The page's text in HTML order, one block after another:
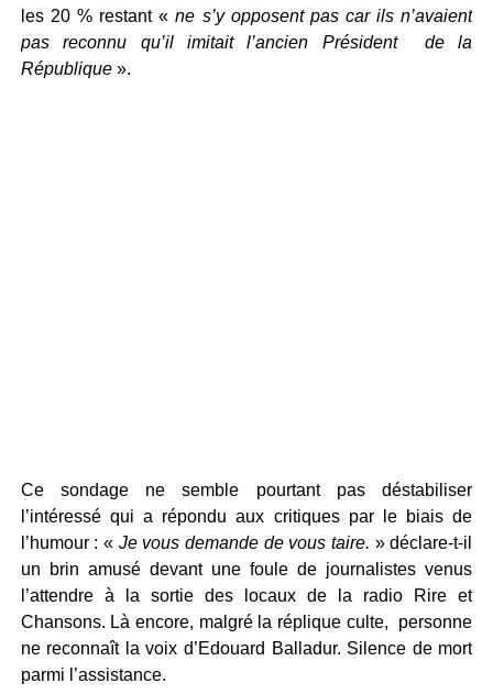
les 20 % restant « ne s’y opposent pas car ils n’avaient
pas reconnu qu’il imitait l’ancien Président de la
République».
Ce sondage ne semble pourtant pas déstabiliser
l’intéressé qui a répondu aux critiques par le biais de
l’humour : « Je vous demande de vous taire. » déclare-t-il
un brin amusé devant une foule de journalistes venus
l’attendre à la sortie des locaux de la radio Rire et
Chansons. Là encore, malgré la réplique culte, personne
ne reconnaît la voix d’Edouard Balladur. Silence de mort
parmi l’assistance.